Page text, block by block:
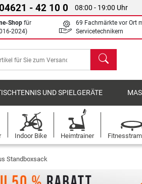
- 42 10 0 08:00 - 19:00 Uhr
Shop für
2024)
69 Fachmärkte vor Ort
Servicetechnikern
Suchen
UND SPIELGERÄTE
Indoor Bike Heimtrainer
Standboxsack